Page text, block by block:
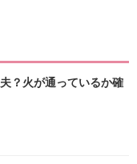
？火が通っているか確